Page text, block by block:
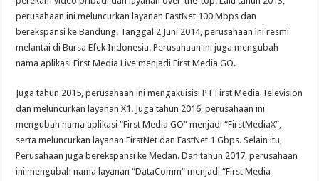
perusahaan ini meluncurkan layanan FastNet 100 Mbps dan
berekspansi ke Bandung. Tanggal 2 Juni 2014, perusahaan ini resmi
melantai di Bursa Efek Indonesia. Perusahaan ini juga mengubah
nama aplikasi First Media Live menjadi First Media GO.
Juga tahun 2015, perusahaan ini mengakuisisi PT First Media Television
dan meluncurkan layanan X1. Juga tahun 2016, perusahaan ini
mengubah nama aplikasi “First Media GO” menjadi “FirstMediaX”,
serta meluncurkan layanan FirstNet dan FastNet 1 Gbps. Selain itu,
Perusahaan juga berekspansi ke Medan. Dan tahun 2017, perusahaan
ini mengubah nama layanan “DataComm” menjadi “First Media